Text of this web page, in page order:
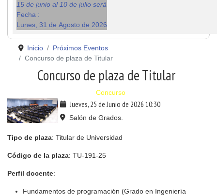
15 de junio al 10 de julio será
Fecha :
Lunes, 31 de Agosto de 2026
Inicio
Próximos Eventos
Concurso de plaza de Titular
Concurso de plaza de Titular
Concurso
Jueves, 25 de Junio de 2026 10:30
Salón de Grados.
Tipo de plaza: Titular de Universidad
Código de la plaza: TU-191-25
Perfil docente:
Fundamentos de programación (Grado en Ingeniería